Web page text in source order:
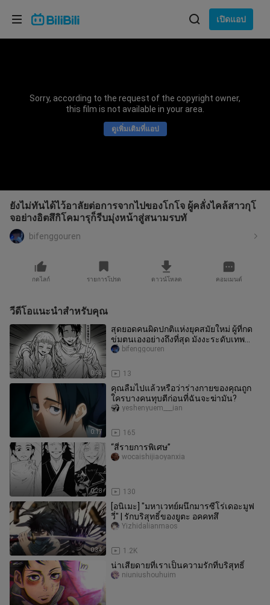
เปิดแอป
Sorry, according to the request of the copyright owner,
this film is not available in your area.
ดูเพิ่มเติมที่แอป
ยังไม่ทันได้ไว้อาลัยต่อการจากไปของโกโจ ผู้คลั่งไคล้สาวกุโ
จอย่างอิตสึกิโคมารุก็รีบมุ่งหน้าสู่สนามรบทั
bifenggouren
กดไลก์ รายการโปรด ดาวน์โหลด คอมเมนต์
วีดีโอแนะนำสำหรับคุณ
0:58
สุดยอดคนผิดปกติแห่งยุคสมัยใหม่ ผู้ที่กด
ข่มตนเองอย่างถึงที่สุด มังงะระดับเทพ
เรื่องพิสดาร โปรดใช้วิจา
13
bifenggouren
0:17
คุณลืมไปแล้วหรือว่าร่างกายของคุณถูก
ใครบางคนทุบตีก่อนที่ฉันจะฆ่ามัน?
165
yeshenyuem___ian
0:28
“สี่รายการพิเศษ”
130
wocaishijiaoyanxia
0:34
[อนิเมะ] "มหาเวทย์ผนึกมารซีโร่เดอะมูฟ
วี่" | รักบริสุทธิ์ของยูตะ อคคทสึ
1.2K
Yizhidalianmaos
น่าเสียดายที่เราเป็นความรักที่บริสุทธิ์
niuniushouhuim
เลือกภาษา